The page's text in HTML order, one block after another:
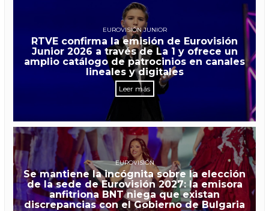
EUROVISIÓN JUNIOR
RTVE confirma la emisión de Eurovisión
Junior 2026 a través de La 1 y ofrece un
amplio catálogo de patrocinios en canales
lineales y digitales
Leer más
EUROVISIÓN
Se mantiene la incógnita sobre la elección
de la sede de Eurovisión 2027: la emisora
anfitriona BNT niega que existan
discrepancias con el Gobierno de Bulgaria